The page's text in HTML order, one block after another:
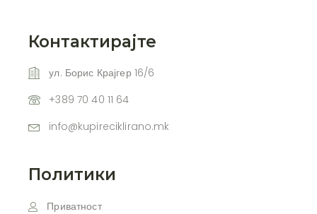
Контактирајте
ул. Борис Крајгер 16/6
+389 70 40 11 64
info@kupireciklirano.mk
Политики
Приватност